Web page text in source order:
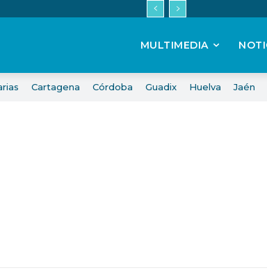
MULTIMEDIA
Cartagena Córdoba Guadix Huelva Jaén